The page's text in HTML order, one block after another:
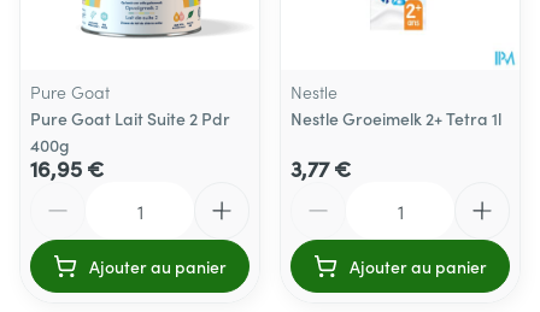
Pure Goat
Pure Goat Lait Suite 2 Pdr
400g
16,95 €
Ajouter au panier
Nestle
Nestle Groeimelk 2+ Tetra 1l
3,77 €
Ajouter au panier